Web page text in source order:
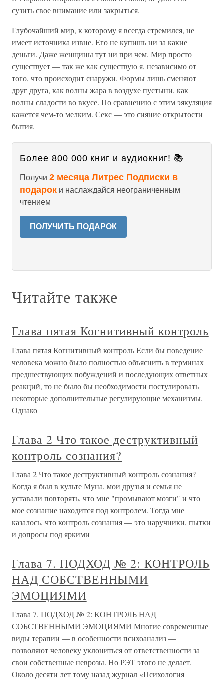
сузить свое внимание или закрыться.
Глубочайший мир, к которому я всегда стремился, не
имеет источника извне. Его не купишь ни за какие
деньги. Даже женщины тут ни при чем. Мир просто
существует — так же как существую я, независимо от
того, что происходит снаружи. Формы лишь сменяют
друг друга, как волны жара в воздухе пустыни, как
волны сладости во вкусе. По сравнению с этим эякуляция
кажется чем-то мелким. Секс — это сияние открытости
бытия.
Более 800 000 книг и аудиокниг! 📚
Получи 2 месяца Литрес Подписки в
подарок и наслаждайся неограниченным
чтением
ПОЛУЧИТЬ ПОДАРОК
Читайте также
Глава пятая Когнитивный контроль
Глава пятая Когнитивный контроль Если бы поведение
человека можно было полностью объяснить в терминах
предшествующих побуждений и последующих ответных
реакций, то не было бы необходимости постулировать
некоторые дополнительные регулирующие механизмы.
Однако
Глава 2 Что такое деструктивный
контроль сознания?
Глава 2 Что такое деструктивный контроль сознания?
Когда я был в культе Муна, мои друзья и семья не
уставали повторять, что мне "промывают мозги" и что
мое сознание находится под контролем. Тогда мне
казалось, что контроль сознания — это наручники, пытки
и допросы под яркими
Глава 7. ПОДХОД № 2: КОНТРОЛЬ
НАД СОБСТВЕННЫМИ
ЭМОЦИЯМИ
Глава 7. ПОДХОД № 2: КОНТРОЛЬ НАД
СОБСТВЕННЫМИ ЭМОЦИЯМИ Многие современные
виды терапии — в особенности психоанализ —
позволяют человеку уклониться от ответственности за
свои собственные неврозы. Но РЭТ этого не делает.
Около десяти лет тому назад журнал «Психология